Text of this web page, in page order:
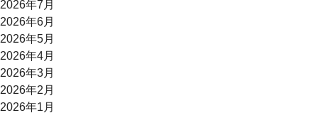
2026年7月
2026年6月
2026年5月
2026年4月
2026年3月
2026年2月
2026年1月